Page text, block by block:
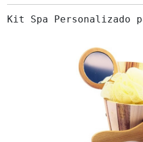
Kit Spa Personalizado